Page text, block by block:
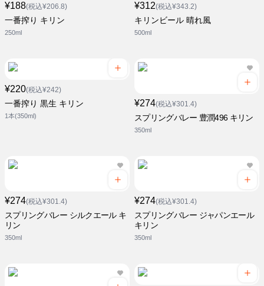
¥188(税込¥206.8)
一番搾り キリン
250ml
¥312(税込¥343.2)
キリンビール 晴れ風
500ml
¥220(税込¥242)
一番搾り 黒生 キリン
1本(350ml)
¥274(税込¥301.4)
スプリングバレー 豊潤496 キリン
350ml
¥274(税込¥301.4)
スプリングバレー シルクエール キ
リン
350ml
¥274(税込¥301.4)
スプリングバレー ジャパンエール
キリン
350ml